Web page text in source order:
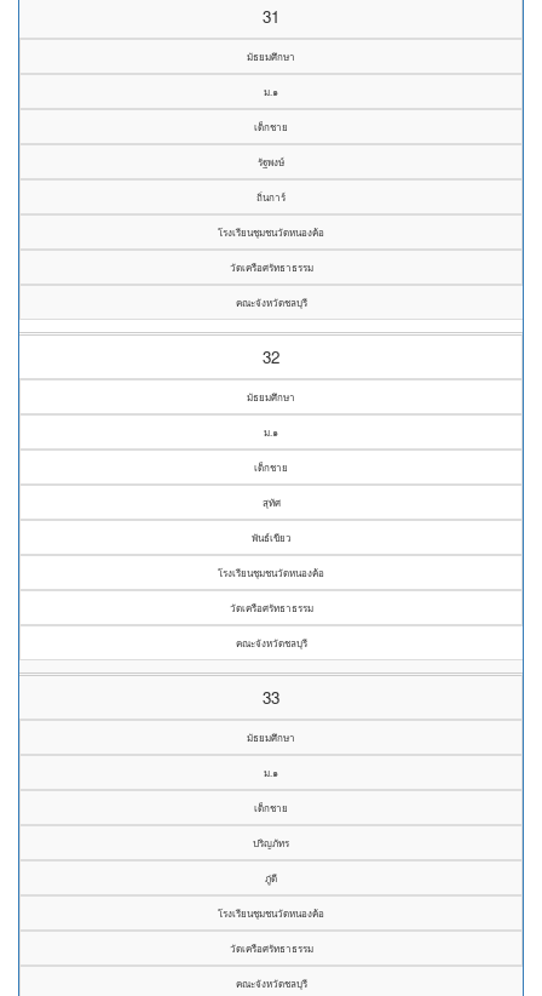
31
มัธยมศึกษา
ม.๑
เด็กชาย
รัฐพงษ์
ถิ่นการ์
โรงเรียนชุมชนวัดหนองค้อ
วัดเครือศรัทธาธรรม
คณะจังหวัดชลบุรี
32
มัธยมศึกษา
ม.๑
เด็กชาย
สุทัศ
พันธ์เขียว
โรงเรียนชุมชนวัดหนองค้อ
วัดเครือศรัทธาธรรม
คณะจังหวัดชลบุรี
33
มัธยมศึกษา
ม.๑
เด็กชาย
ปริญภัทร
ภู่ดี
โรงเรียนชุมชนวัดหนองค้อ
วัดเครือศรัทธาธรรม
คณะจังหวัดชลบุรี